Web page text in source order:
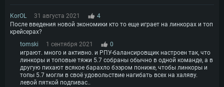
KorOL 31 августа 2021
4
После введения новой экономики кто то еще играет на линкорах и топ
крейсерах?
tomski
1 сентября 2021
0
играют. много и активно. и РПУ-балансировщик настроен так, что
линкоры и топовые тяжи 5.7 собраны обычно в одной команде, а в
другую пихают всякое барахло бээром пониже, чтобы линкоры и
топы 5.7 могли в своё удовольствие нагибать всех на халяву.
левой пяткой подпивас..